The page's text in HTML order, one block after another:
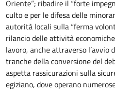
Oriente”; ribadire il “forte
culto e per le difesa delle
autorità locali sulla “ferma
rilancio delle attività
lavoro, anche attraverso l’avvio
tranche della conversione del
aspetta rassicurazioni sulla
egiziano, dove operano